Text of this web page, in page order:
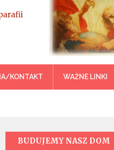
KONTAKT WAŻNE LINKI
BUDUJEMY NASZ DOM